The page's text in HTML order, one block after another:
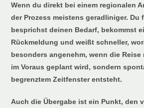
Wenn du direkt bei einem regionalen
der Prozess meistens geradliniger. Du
besprichst deinen Bedarf, bekommst
Rückmeldung und weißt schneller,
besonders angenehm, wenn die
im Voraus geplant wird, sondern
begrenztem Zeitfenster entsteht.
Auch die Übergabe ist ein Punkt, den